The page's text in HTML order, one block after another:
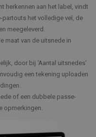
herkennen aan het label, vindt
partouts het volledige vel, de
meegeleverd.
maat van de uitsnede in
door bij ‘Aantal uitsnedes’
een tekening uploaden
of een dubbele passe-
opmerkingen.